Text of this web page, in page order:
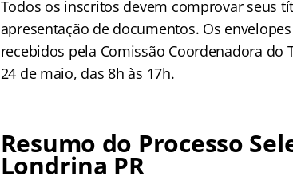
Todos os inscritos devem comprovar seus
apresentação de documentos. Os
recebidos pela Comissão Coordenadora
24 de maio, das 8h às 17h.
Resumo do Processo
Londrina PR